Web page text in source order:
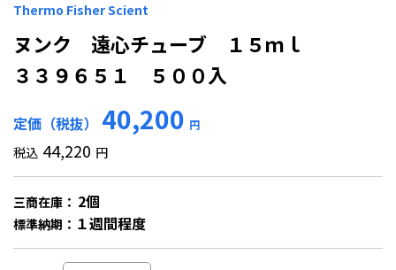
Thermo Fisher Scient
ヌンク 遠心チューブ １５ｍｌ
３３９６５１ ５００入
定価（税抜） 40,200 円
税込 44,220 円
三商在庫： 2個
標準納期： １週間程度